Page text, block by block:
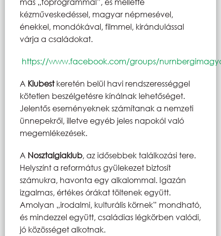
kézműveskedéssel, magyar népmesével,
énekkel, mondókával, filmmel, kirándulással
várja a családokat.
https://www.facebook.com/groups/
A Klubestkeretén belül havi rendszerességgel
kötetlen beszélgetésre kínálnak lehetőséget.
Jelentős eseményeknek számítanak a nemzeti
ünnepekről, illetve egyéb jeles napokól való
megemlékezések.
A Nosztalgiaklub, az idősebbek találkozási tere.
Helyszínt a református gyülekezet biztosít
számukra, havonta egy alkalommal. Igazán
izgalmas, értékes órákat töltenek együtt.
Amolyan „irodalmi, kulturális körnek” mondható,
és mindezzel együtt, családias légkörben valódi,
jó közösséget alkotnak.